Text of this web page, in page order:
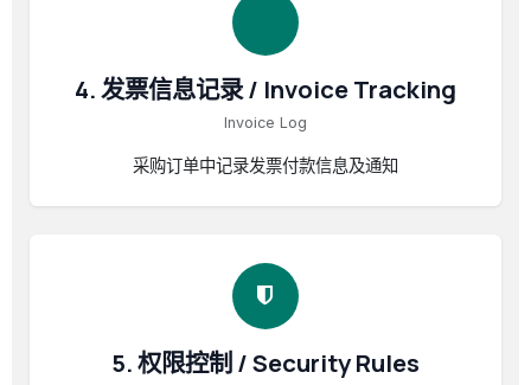
4. 发票信息记录 / Invoice Tracking
Invoice Log
采购订单中记录发票付款信息及通知
5. 权限控制 / Security Rules